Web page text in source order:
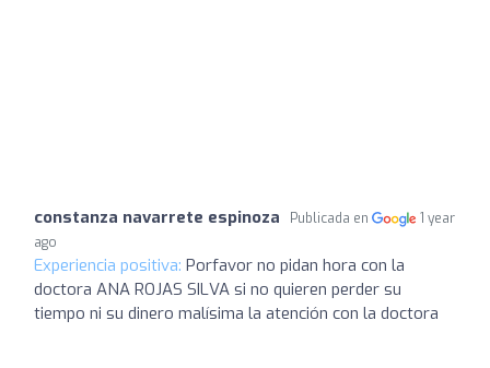
constanza navarrete espinoza Publicada en
1 year
ago
Experiencia positiva: Porfavor no pidan hora con la
doctora ANA ROJAS SILVA si no quieren perder su
tiempo ni su dinero malísima la atención con la doctora